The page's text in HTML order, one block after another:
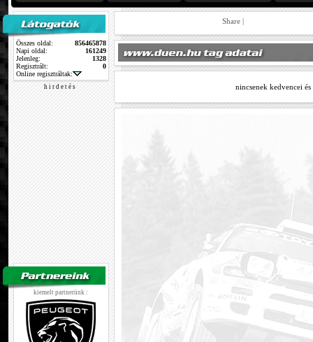
Összes oldal:
856465878
Napi oldal:
161249
Jelenleg:
1328
Regisztrált:
0
Online regisztráltak:
h i r d e t é s
kiemelt partnerünk :
Share |
nincsenek kedvencei